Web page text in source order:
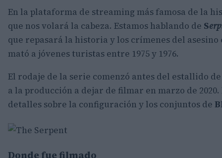
En la plataforma de streaming más famosa de la
que nos volará la cabeza. Estamos hablando de S
que repasará la historia y los crímenes del
mató a jóvenes turistas entre 1975 y 1976.
El rodaje de la serie comenzó antes del estallido
a la producción a dejar de filmar en marzo de
detalles sobre la configuración y los conjuntos de
Donde fue filmado